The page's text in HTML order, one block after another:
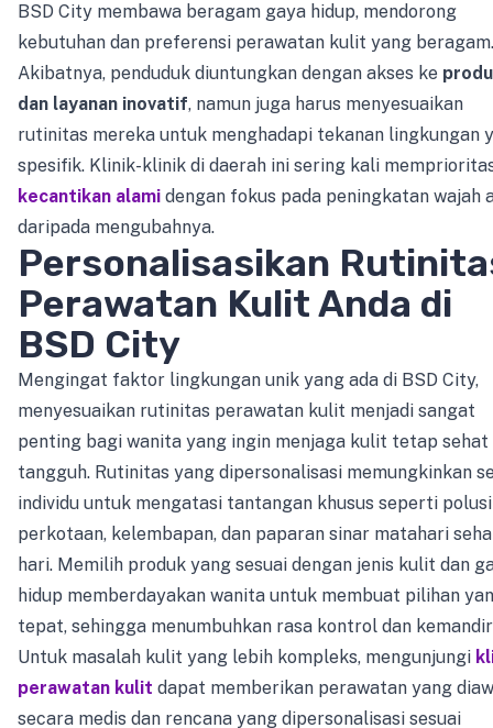
BSD City membawa beragam gaya hidup, mendorong
kebutuhan dan preferensi perawatan kulit yang beragam.
Akibatnya, penduduk diuntungkan dengan akses ke
dan layanan inovatif, namun juga harus menyesuaikan
rutinitas mereka untuk menghadapi tekanan lingkungan
spesifik. Klinik-klinik di daerah ini sering kali
kecantikan alami dengan fokus pada peningkatan wajah
daripada mengubahnya.
Personalisasikan
Perawatan Kulit Anda di
BSD City
Mengingat faktor lingkungan unik yang ada di BSD City,
menyesuaikan rutinitas perawatan kulit menjadi sangat
penting bagi wanita yang ingin menjaga kulit tetap sehat
tangguh. Rutinitas yang dipersonalisasi memungkinkan
individu untuk mengatasi tantangan khusus seperti polusi
perkotaan, kelembapan, dan paparan sinar matahari
hari. Memilih produk yang sesuai dengan jenis kulit dan
hidup memberdayakan wanita untuk membuat pilihan
tepat, sehingga menumbuhkan rasa kontrol dan
Untuk masalah kulit yang lebih kompleks, mengunjungi
perawatan kulit dapat memberikan perawatan yang
secara medis dan rencana yang dipersonalisasi sesuai